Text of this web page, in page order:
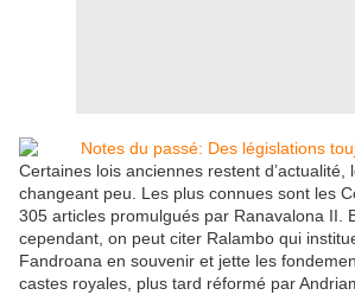
Certaines lois anciennes restent d’actualité,
changeant peu. Les plus connues sont les
305 articles promulgués par Ranavalona II.
cependant, on peut citer Ralambo qui
Fandroana en souvenir et jette les
castes royales, plus tard réformé par